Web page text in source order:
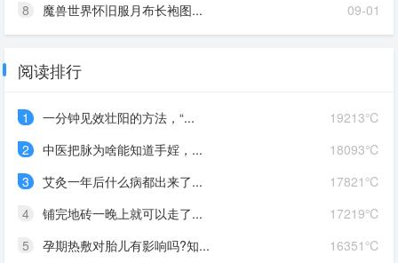
09-01
8 魔兽世界怀旧服月布长袍图...
阅读排行
19213℃
1
一分钟见效壮阳的方法，“...
18093℃
2
中医把脉为啥能知道手婬，...
17821℃
3
艾灸一年后什么病都出来了...
17219℃
4
铺完地砖一晚上就可以走了...
16351℃
5
孕期热敷对胎儿有影响吗?知...